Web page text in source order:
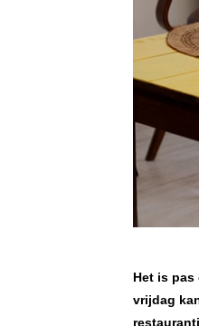
Het is pas
vrijdag